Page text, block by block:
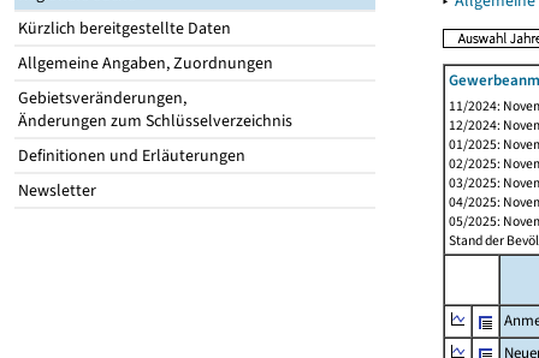
Kürzlich bereitgestellte Daten
Allgemeine Angaben, Zuordnungen
Gebietsveränderungen,
Änderungen zum Schlüsselverzeichnis
Definitionen und Erläuterungen
Newsletter
11/2024:
12/2024:
01/2025:
02/2025:
03/2025:
04/2025:
05/2025:
Stand der